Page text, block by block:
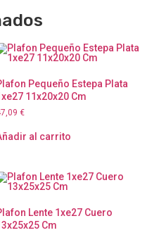
Pequeño Estepa Plata
11x20x20 Cm
€
al carrito
Lente 1xe27 Cuero
Cm